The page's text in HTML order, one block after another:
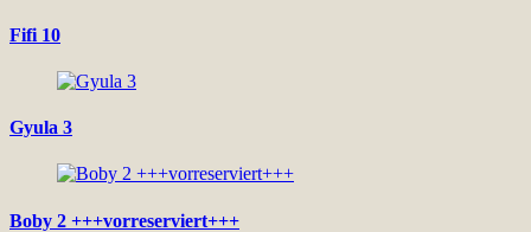
Fifi 10
Gyula 3
Boby 2 +++vorreserviert+++